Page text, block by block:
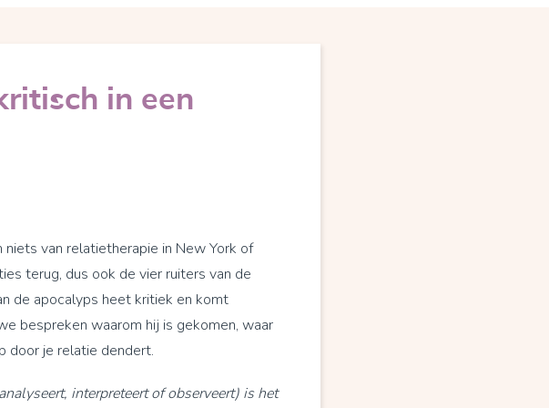
in een
van relatietherapie in New York of
terug, dus ook de vier ruiters van de
de apocalyps heet kritiek en komt
bespreken waarom hij is gekomen, waar
door je relatie dendert.
interpreteert of observeert) is het